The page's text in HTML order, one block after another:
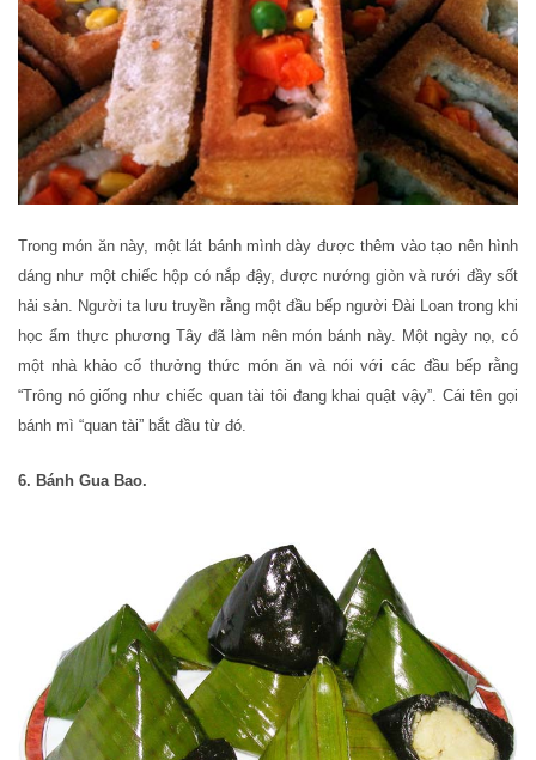
Trong món ăn này, một lát bánh mình dày được thêm vào tạo nên hình
dáng như một chiếc hộp có nắp đậy, được nướng giòn và rưới đầy sốt
hải sản. Người ta lưu truyền rằng một đầu bếp người Đài Loan trong khi
học ẩm thực phương Tây đã làm nên món bánh này. Một ngày nọ, có
một nhà khảo cổ thưởng thức món ăn và nói với các đầu bếp rằng
“Trông nó giống như chiếc quan tài tôi đang khai quật vậy”. Cái tên gọi
bánh mì “quan tài” bắt đầu từ đó.
6. Bánh Gua Bao.